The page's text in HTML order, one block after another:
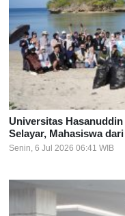
Universitas
Selayar, Mahasiswa
Senin, 6 Jul 2026 06:41 WIB